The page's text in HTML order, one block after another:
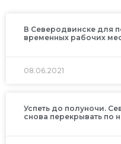
В Северодвинске для
временных рабочих
08.06.2021
Успеть до полуночи.
снова перекрывать по